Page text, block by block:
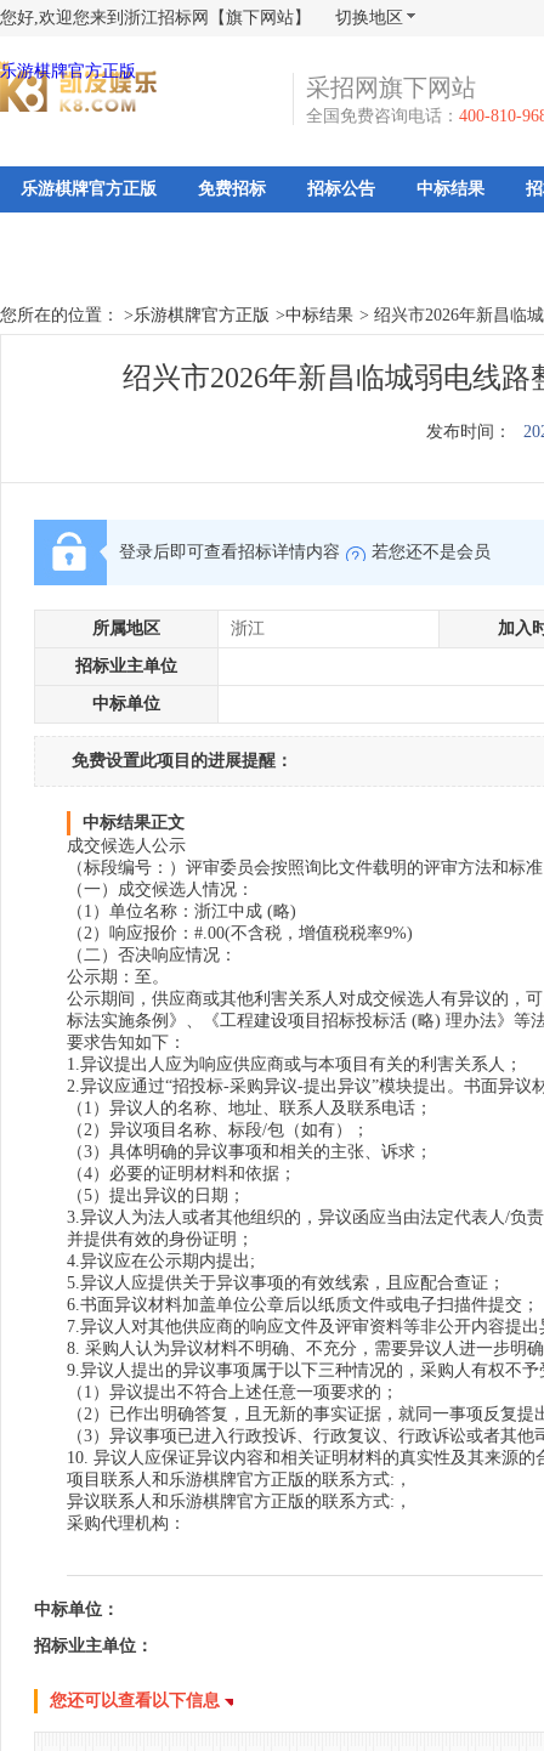
您好,欢迎您来到浙江招标网【旗下网站】 切换地区
乐游棋牌官方正版
采招网旗下网站
全国免费咨询电话： 400-810-
乐游棋牌官方正版 免费招标 招标公告 中标结果
您所在的位置： >乐游棋牌官方正版 >中标结果 > 绍兴市2026年新昌临
绍兴市2026年新昌临城弱电线
发布时间：
登录后即可查看招标详情内容 若您还不是会员
所属地区 浙江 加入
招标业主单位
中标单位
免费设置此项目的进展提醒：
中标结果正文
成交候选人公示
（标段编号：）评审委员会按照询比文件载明的评审方法和
（一）成交候选人情况：
（1）单位名称：浙江中成 (略)
（2）响应报价：#.00(不含税，增值税税率9%)
（二）否决响应情况：
公示期：至。
公示期间，供应商或其他利害关系人对成交候选人有异议的，
标法实施条例》、《工程建设项目招标投标活 (略) 理办法》
要求告知如下：
1.异议提出人应为响应供应商或与本项目有关的利害关系人；
2.异议应通过“招投标-采购异议-提出异议”模块提出。书面异
（1）异议人的名称、地址、联系人及联系电话；
（2）异议项目名称、标段/包（如有）；
（3）具体明确的异议事项和相关的主张、诉求；
（4）必要的证明材料和依据；
（5）提出异议的日期；
3.异议人为法人或者其他组织的，异议函应当由法定代表人/负
并提供有效的身份证明；
4.异议应在公示期内提出;
5.异议人应提供关于异议事项的有效线索，且应配合查证；
6.书面异议材料加盖单位公章后以纸质文件或电子扫描件提交；
7.异议人对其他供应商的响应文件及评审资料等非公开内容提
8. 采购人认为异议材料不明确、不充分，需要异议人进一步明
9.异议人提出的异议事项属于以下三种情况的，采购人有权不予
（1）异议提出不符合上述任意一项要求的；
（2）已作出明确答复，且无新的事实证据，就同一事项反复提
（3）异议事项已进入行政投诉、行政复议、行政诉讼或者其他
10. 异议人应保证异议内容和相关证明材料的真实性及其来源
项目联系人和乐游棋牌官方正版的联系方式:，
异议联系人和乐游棋牌官方正版的联系方式:，
采购代理机构：
中标单位：
招标业主单位：
您还可以查看以下信息